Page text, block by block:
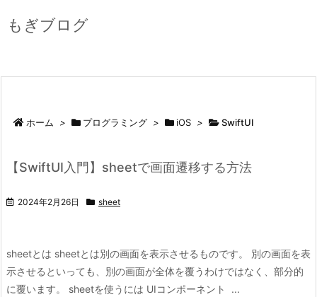
もぎブログ
ホーム > プログラミング > iOS > SwiftUI
【SwiftUI入門】sheetで画面遷移する方法
2024年2月26日 sheet
sheetとは sheetとは別の画面を表示させるものです。 別の画面を表
示させるといっても、別の画面が全体を覆うわけではなく、部分的
に覆います。 sheetを使うには UIコンポーネント ...